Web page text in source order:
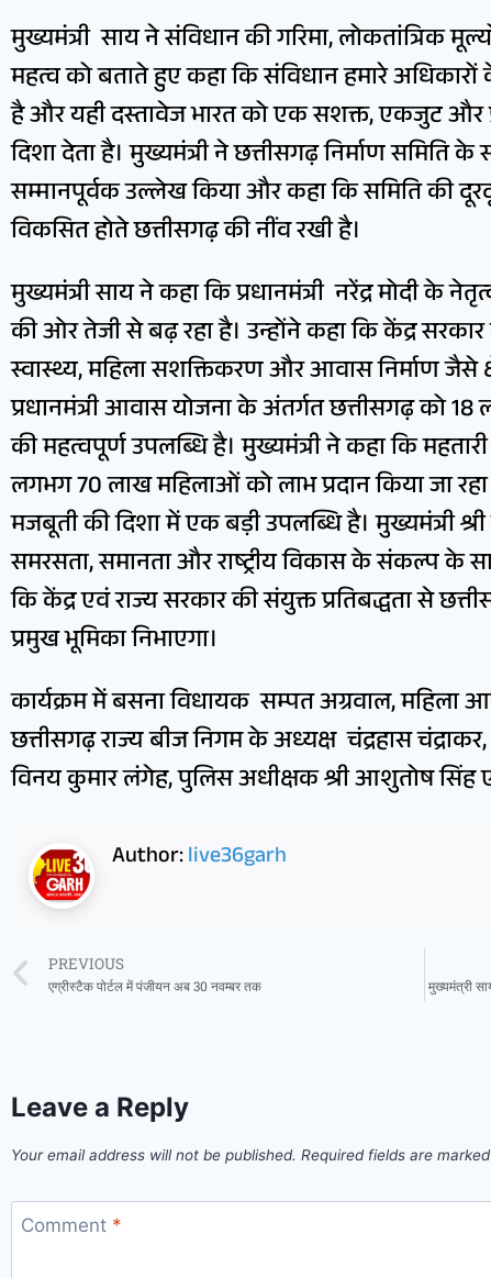
मुख्यमंत्री साय ने संविधान की गरिमा, लोकतांत्रिक
महत्व को बताते हुए कहा कि संविधान हमारे अधिकारों
है और यही दस्तावेज भारत को एक सशक्त, एकजुट और
दिशा देता है। मुख्यमंत्री ने छत्तीसगढ़ निर्माण समिति
सम्मानपूर्वक उल्लेख किया और कहा कि समिति की
विकसित होते छत्तीसगढ़ की नींव रखी है।
मुख्यमंत्री साय ने कहा कि प्रधानमंत्री नरेंद्र मोदी के
की ओर तेजी से बढ़ रहा है। उन्होंने कहा कि केंद्र
स्वास्थ्य, महिला सशक्तिकरण और आवास निर्माण जैसे
प्रधानमंत्री आवास योजना के अंतर्गत छत्तीसगढ़ को
की महत्वपूर्ण उपलब्धि है। मुख्यमंत्री ने कहा कि
लगभग 70 लाख महिलाओं को लाभ प्रदान किया जा
मजबूती की दिशा में एक बड़ी उपलब्धि है। मुख्यमंत्री
समरसता, समानता और राष्ट्रीय विकास के संकल्प
कि केंद्र एवं राज्य सरकार की संयुक्त प्रतिबद्धता से
प्रमुख भूमिका निभाएगा।
कार्यक्रम में बसना विधायक सम्पत अग्रवाल, महिला
छत्तीसगढ़ राज्य बीज निगम के अध्यक्ष चंद्रहास
विनय कुमार लंगेह, पुलिस अधीक्षक श्री आशुतोष सिंह
Author:live36garh
PREVIOUS
एग्रीस्टैक पोर्टल में पंजीयन अब 30 नवम्बर तक मुख्यमंत्री
Leave a Reply
Your email address will not be published. Required fields are marked
Comment *